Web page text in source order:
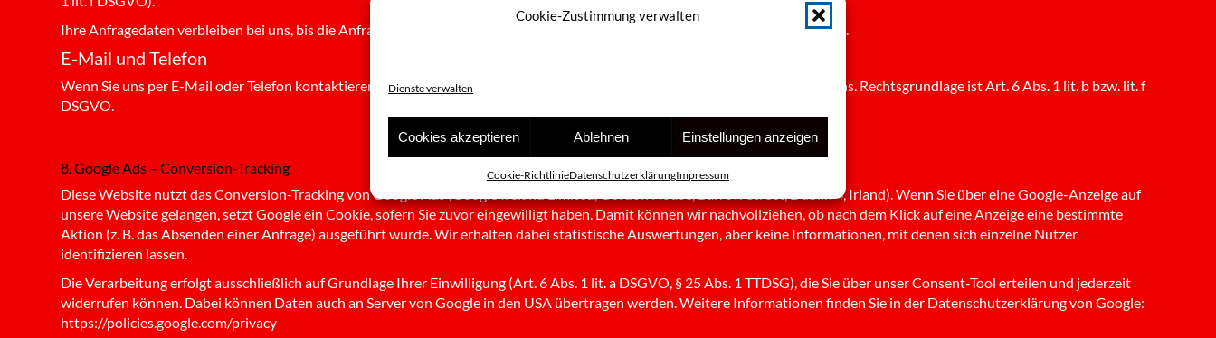
Cookie-Zustimmung verwalten
Dienste verwalten
Cookies akzeptieren Ablehnen Einstellungen anzeigen
Cookie-RichtlinieDatenschutzerklärungImpressum
Ihre Anfragedaten verbleiben bei uns, bis die Anfrage erledigt ist und keine gesetzlichen Aufbewahrungsfristen entgegenstehen.
E-Mail und Telefon
Wenn Sie uns per E-Mail oder Telefon kontaktieren, verarbeiten wir Ihre Angaben ausschließlich zur Bearbeitung Ihres Anliegens. Rechtsgrundlage ist Art. 6 Abs. 1 lit. b bzw. lit. f
DSGVO.
8. Google Ads – Conversion-Tracking
Diese Website nutzt das Conversion-Tracking von Google Ads (Google Ireland Limited, Gordon House, Barrow Street, Dublin 4, Irland). Wenn Sie über eine Google-Anzeige auf
unsere Website gelangen, setzt Google ein Cookie, sofern Sie zuvor eingewilligt haben. Damit können wir nachvollziehen, ob nach dem Klick auf eine Anzeige eine bestimmte
Aktion (z. B. das Absenden einer Anfrage) ausgeführt wurde. Wir erhalten dabei statistische Auswertungen, aber keine Informationen, mit denen sich einzelne Nutzer
identifizieren lassen.
Die Verarbeitung erfolgt ausschließlich auf Grundlage Ihrer Einwilligung (Art. 6 Abs. 1 lit. a DSGVO, § 25 Abs. 1 TTDSG), die Sie über unser Consent-Tool erteilen und jederzeit
widerrufen können. Dabei können Daten auch an Server von Google in den USA übertragen werden. Weitere Informationen finden Sie in der Datenschutzerklärung von Google:
https://policies.google.com/privacy